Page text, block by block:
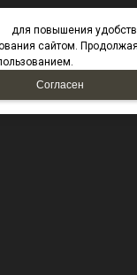
для повышения
сайтом.
Согласен